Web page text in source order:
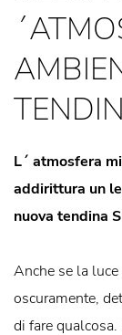
L´ atmosfera
addirittura un
nuova tendina
Anche se la
oscuramente,
di fare